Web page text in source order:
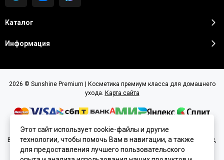
Каталог
Информация
2026 © Sunshine Premium | Косметика премиум класса для домашнего
ухода. Карта сайта
Вся представленная на сайте информация, касающаяся характеристик,
стоимости товаров и услуг, носит информационный характер и ни при
каких условиях не является публичной офертой, определяемой
Этот сайт использует cookie-файлы и другие
технологии, чтобы помочь Вам в навигации, а также
для предоставления лучшего пользовательского